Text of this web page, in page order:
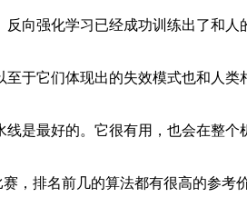
强化学习已经成功训练出了和人
它们体现出的失效模式也和人类
最好的。它很有用，也会在整个
，排名前几的算法都有很高的参考价